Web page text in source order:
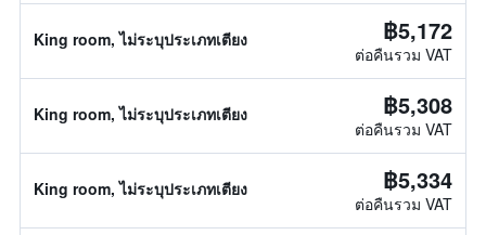
King room, ไม่ระบุประเภทเตียง ฿5,172
ต่อคืนรวม VAT
King room, ไม่ระบุประเภทเตียง ฿5,308
ต่อคืนรวม VAT
King room, ไม่ระบุประเภทเตียง ฿5,334
ต่อคืนรวม VAT